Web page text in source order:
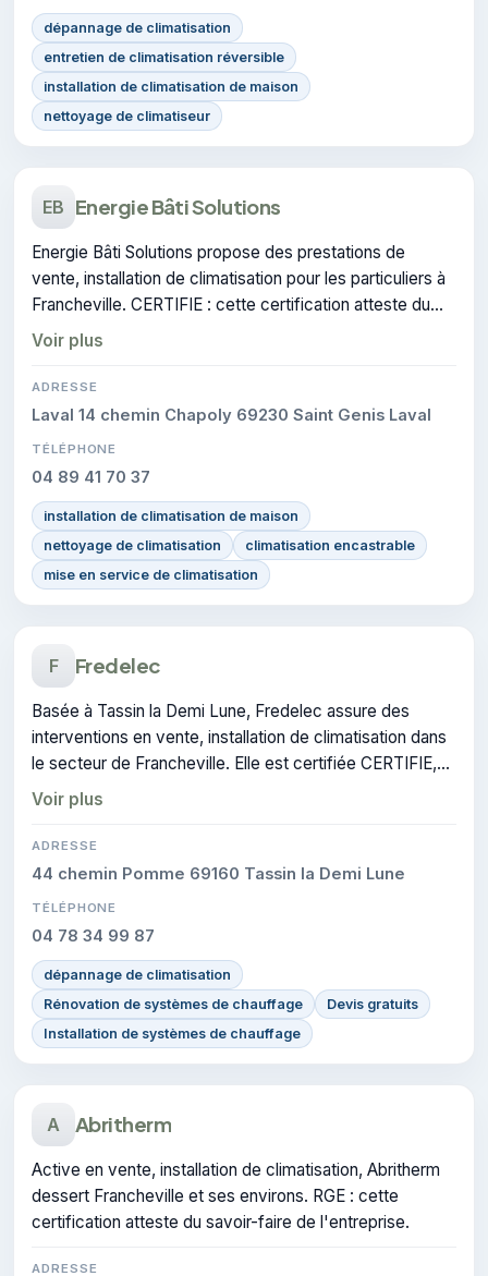
dépannage de climatisation
entretien de climatisation réversible
installation de climatisation de maison
nettoyage de climatiseur
EB Energie Bâti Solutions
Energie Bâti Solutions propose des prestations de
vente, installation de climatisation pour les particuliers à
Francheville. CERTIFIE : cette certification atteste du
savoir-faire de l'entreprise.
Voir plus
ADRESSE
Laval 14 chemin Chapoly 69230 Saint Genis Laval
TÉLÉPHONE
04 89 41 70 37
installation de climatisation de maison
nettoyage de climatisation
climatisation encastrable
mise en service de climatisation
F Fredelec
Basée à Tassin la Demi Lune, Fredelec assure des
interventions en vente, installation de climatisation dans
le secteur de Francheville. Elle est certifiée CERTIFIE,
gage de conformité sur les interventions réalisées.
Voir plus
ADRESSE
44 chemin Pomme 69160 Tassin la Demi Lune
TÉLÉPHONE
04 78 34 99 87
dépannage de climatisation
Rénovation de systèmes de chauffage
Devis gratuits
Installation de systèmes de chauffage
A Abritherm
Active en vente, installation de climatisation, Abritherm
dessert Francheville et ses environs. RGE : cette
certification atteste du savoir-faire de l'entreprise.
ADRESSE